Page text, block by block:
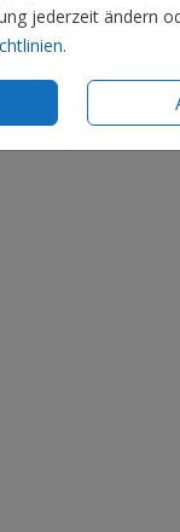
jederzeit ändern
.